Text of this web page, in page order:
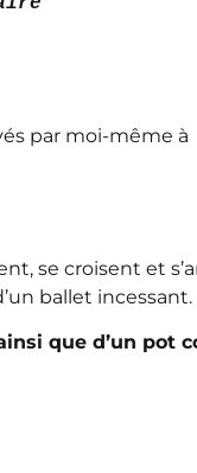
par moi-même à
se croisent et
ballet incessant.
que d’un pot